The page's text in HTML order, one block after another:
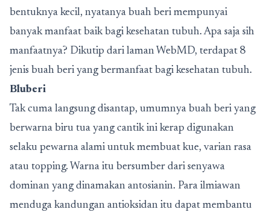
bentuknya kecil, nyatanya buah beri mempunyai
banyak manfaat baik bagi kesehatan tubuh. Apa saja sih
manfaatnya? Dikutip dari laman WebMD, terdapat 8
jenis buah beri yang bermanfaat bagi kesehatan tubuh.
Bluberi
Tak cuma langsung disantap, umumnya buah beri yang
berwarna biru tua yang cantik ini kerap digunakan
selaku pewarna alami untuk membuat kue, varian rasa
atau topping. Warna itu bersumber dari senyawa
dominan yang dinamakan antosianin. Para ilmiawan
menduga kandungan antioksidan itu dapat membantu